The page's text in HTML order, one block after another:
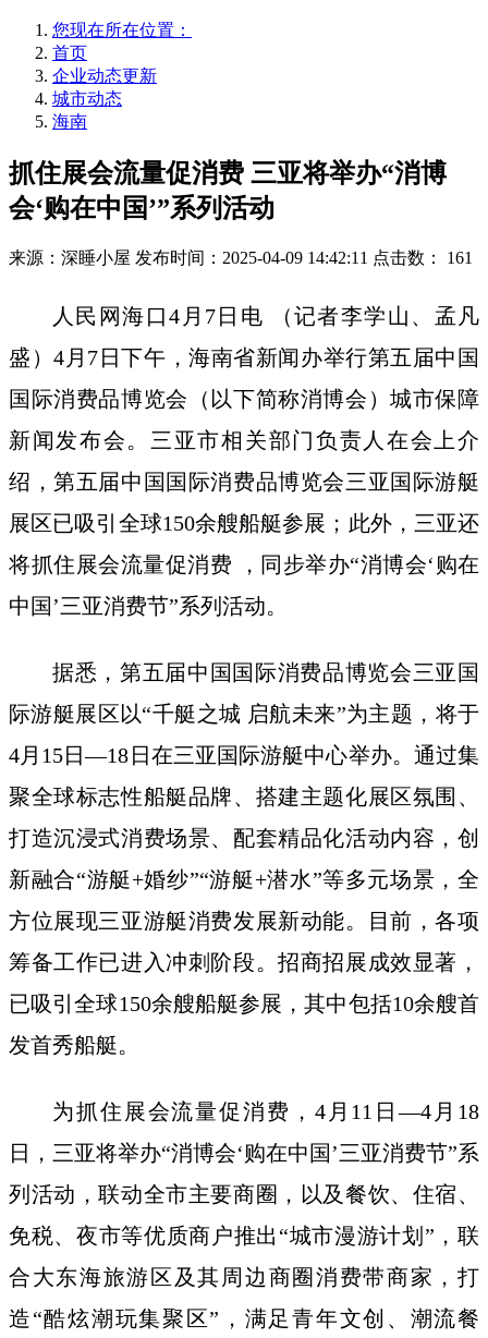
您现在所在位置：
首页
企业动态更新
城市动态
海南
抓住展会流量促消费 三亚将举办“消博
会‘购在中国’”系列活动
来源：深睡小屋 发布时间：2025-04-09 14:42:11 点击数： 161
人民网海口4月7日电 （记者李学山、孟凡
盛）4月7日下午，海南省新闻办举行第五届中国
国际消费品博览会（以下简称消博会）城市保障
新闻发布会。三亚市相关部门负责人在会上介
绍，第五届中国国际消费品博览会三亚国际游艇
展区已吸引全球150余艘船艇参展；此外，三亚还
将抓住展会流量促消费 ，同步举办“消博会‘购在
中国’三亚消费节”系列活动。
据悉，第五届中国国际消费品博览会三亚国
际游艇展区以“千艇之城 启航未来”为主题，将于
4月15日—18日在三亚国际游艇中心举办。通过集
聚全球标志性船艇品牌、搭建主题化展区氛围、
打造沉浸式消费场景、配套精品化活动内容，创
新融合“游艇+婚纱”“游艇+潜水”等多元场景，全
方位展现三亚游艇消费发展新动能。目前，各项
筹备工作已进入冲刺阶段。招商招展成效显著，
已吸引全球150余艘船艇参展，其中包括10余艘首
发首秀船艇。
为抓住展会流量促消费，4月11日—4月18
日，三亚将举办“消博会‘购在中国’三亚消费节”系
列活动，联动全市主要商圈，以及餐饮、住宿、
免税、夜市等优质商户推出“城市漫游计划”，联
合大东海旅游区及其周边商圈消费带商家，打
造“酷炫潮玩集聚区”，满足青年文创、潮流餐